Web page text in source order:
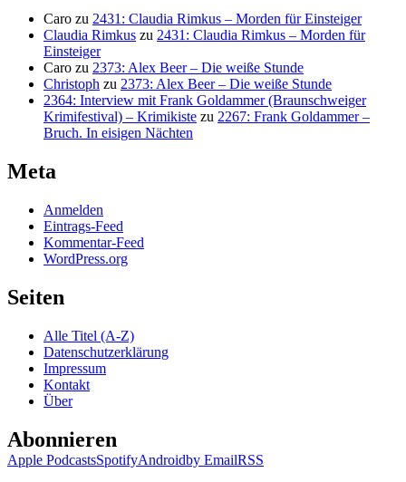
Caro zu 2431: Claudia Rimkus – Morden für Einsteiger
Claudia Rimkus zu 2431: Claudia Rimkus – Morden für
Einsteiger
Caro zu 2373: Alex Beer – Die weiße Stunde
Christoph zu 2373: Alex Beer – Die weiße Stunde
2364: Interview mit Frank Goldammer (Braunschweiger
Krimifestival) – Krimikiste zu 2267: Frank Goldammer –
Bruch. In eisigen Nächten
Meta
Anmelden
Eintrags-Feed
Kommentar-Feed
WordPress.org
Seiten
Alle Titel (A-Z)
Datenschutzerklärung
Impressum
Kontakt
Über
Abonnieren
Apple PodcastsSpotifyAndroidby EmailRSS